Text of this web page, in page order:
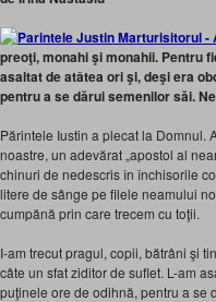
preoţi, monahi şi monahii. Pentru
asaltat de atâtea ori şi, deşi era
pentru a se dărui semenilor săi.
Părintele Iustin a plecat la Domnul.
noastre, un adevărat „apostol al
chinuri de nedescris în închisorile
litere de sânge pe filele neamului
cumpănă prin care trecem cu toţii.
I-am trecut pragul, copii, bătrâni şi
câte un sfat ziditor de suflet. L-am
puţinele ore de odihnă, pentru a se